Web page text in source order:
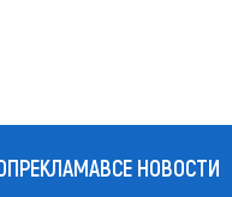
РЕКЛАМАВСЕ НОВОСТИ